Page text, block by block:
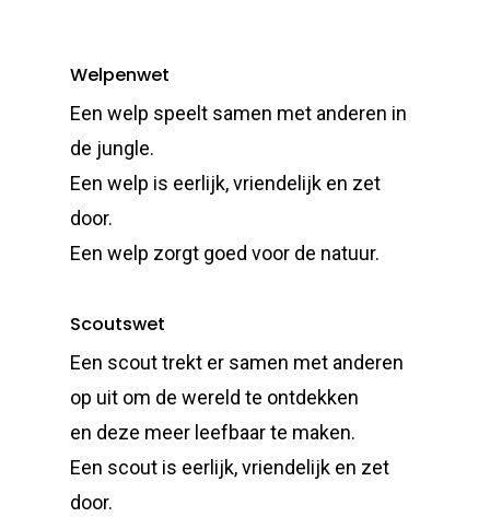
Welpenwet
Een welp speelt samen met anderen in
de jungle.
Een welp is eerlijk, vriendelijk en zet
door.
Een welp zorgt goed voor de natuur.
Scoutswet
Een scout trekt er samen met anderen
op uit om de wereld te ontdekken
en deze meer leefbaar te maken.
Een scout is eerlijk, vriendelijk en zet
door.